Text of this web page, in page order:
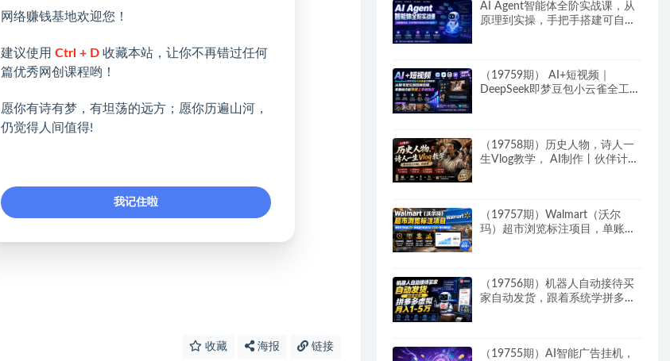
收藏 海报 链接
AI Agent智能体全阶实战课，从
原理到实操，手把手搭建可自动
（19759期） AI+短视频｜
DeepSeek即梦豆包小云雀全工具
（19758期）历史人物，诗人一
生Vlog教学， AI制作丨伙伴计划
（19757期）Walmart（沃尔
玛）超市浏览标注项目，单账号
（19756期）机器人自动接待买
家自动发货，跟着系统学拼多多
（19755期）AI智能广告挂机，
网络赚钱基地欢迎您！
建议使用 Ctrl + D 收藏本站，让你不再错过任何
篇优秀网创课程哟！
愿你有诗有梦，有坦荡的远方；愿你历遍山河，
仍觉得人间值得!
我记住啦